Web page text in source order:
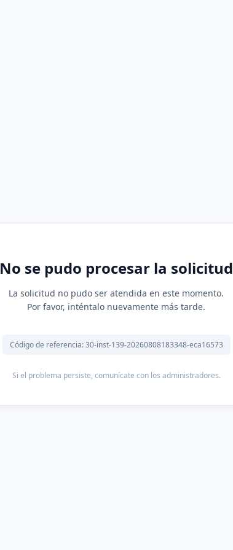
No se pudo procesar la solicitud
La solicitud no pudo ser atendida en este momento.
Por favor, inténtalo nuevamente más tarde.
Código de referencia: 30-inst-139-20260808183348-eca16573
Si el problema persiste, comunícate con los administradores.